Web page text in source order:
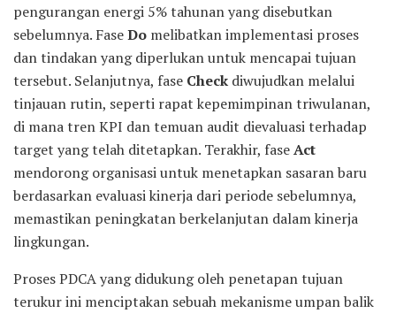
pengurangan energi 5% tahunan yang disebutkan
sebelumnya. FaseDo melibatkan implementasi proses
dan tindakan yang diperlukan untuk mencapai tujuan
tersebut. Selanjutnya, fase Check diwujudkan melalui
tinjauan rutin, seperti rapat kepemimpinan triwulanan,
di mana tren KPI dan temuan audit dievaluasi terhadap
target yang telah ditetapkan. Terakhir, faseAct
mendorong organisasi untuk menetapkan sasaran baru
berdasarkan evaluasi kinerja dari periode sebelumnya,
memastikan peningkatan berkelanjutan dalam kinerja
lingkungan.
Proses PDCA yang didukung oleh penetapan tujuan
terukur ini menciptakan sebuah mekanisme umpan balik